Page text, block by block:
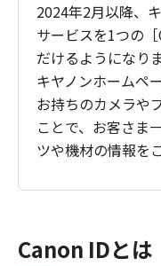
2024年2月以降、
サービスを1つの
だけるようになり
キヤノンホームペ
お持ちのカメラや
ことで、お客さま
ツや機材の情報を
Canon IDとは